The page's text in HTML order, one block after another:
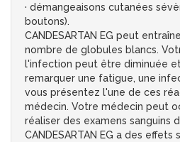
· démangeaisons cutanées
boutons).
CANDESARTAN EG peut
nombre de globules blancs.
l'infection peut être diminuée
remarquer une fatigue, une
vous présentez l'une de ces
médecin. Votre médecin peut
réaliser des examens sanguins
CANDESARTAN EG a des effets